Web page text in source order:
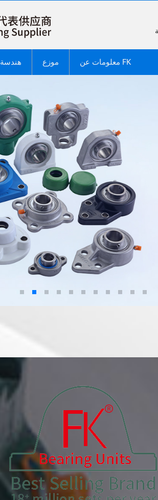
هندسة موزع معلومات عن FK